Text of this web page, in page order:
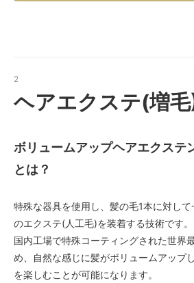
2
ヘアエクステ(増
ボリュームアップヘアエクステ
とは？
特殊な器具を使用し、髪の毛1本に対し
のエクステ(人工毛)を装着する技術です。
国内工場で特殊コーティングされた世界
め、自然な感じに髪がボリュームアップ
を楽しむことが可能になります。